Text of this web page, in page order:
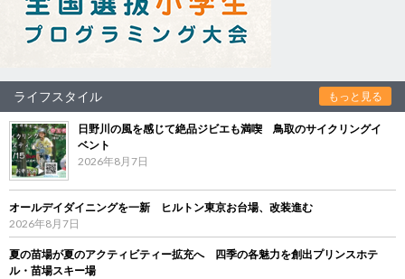
ライフスタイル もっと見る
日野川の風を感じて絶品ジビエも満喫 鳥取のサイクリングイ
ベント
2026年8月7日
オールデイダイニングを一新 ヒルトン東京お台場、改装進む
2026年8月7日
夏の苗場が夏のアクティビティー拡充へ 四季の各魅力を創出プリンスホテ
ル・苗場スキー場